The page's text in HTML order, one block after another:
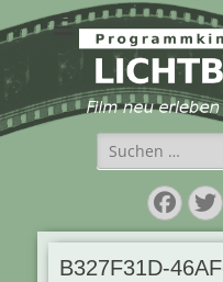
Suchen
nach:
B327F31D-